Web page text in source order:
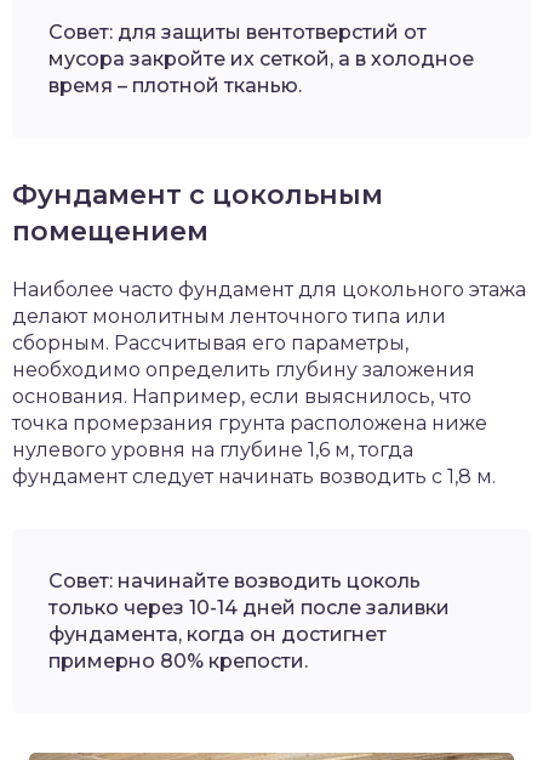
Совет: для защиты вентотверстий от
мусора закройте их сеткой, а в холодное
время – плотной тканью.
Фундамент с цокольным
помещением
Наиболее часто фундамент для цокольного этажа
делают монолитным ленточного типа или
сборным. Рассчитывая его параметры,
необходимо определить глубину заложения
основания. Например, если выяснилось, что
точка промерзания грунта расположена ниже
нулевого уровня на глубине 1,6 м, тогда
фундамент следует начинать возводить с 1,8 м.
Совет: начинайте возводить цоколь
только через 10-14 дней после заливки
фундамента, когда он достигнет
примерно 80% крепости.